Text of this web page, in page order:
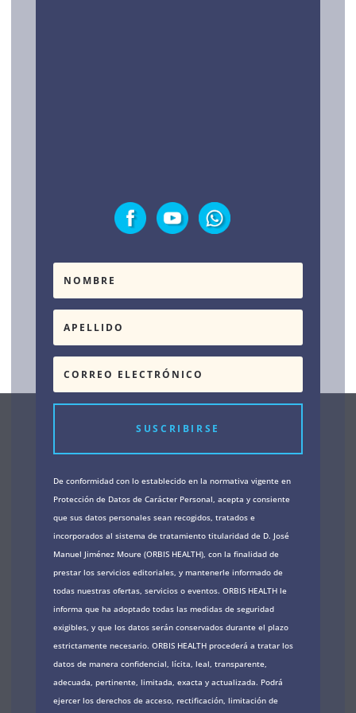
SUSCRIBIRSE
De conformidad con lo establecido en la normativa vigente en
Protección de Datos de Carácter Personal, acepta y consiente
que sus datos personales sean recogidos, tratados e
incorporados al sistema de tratamiento titularidad de D. José
Manuel Jiménez Moure (ORBIS HEALTH), con la finalidad de
prestar los servicios editoriales, y mantenerle informado de
todas nuestras ofertas, servicios o eventos. ORBIS HEALTH le
informa que ha adoptado todas las medidas de seguridad
exigibles, y que los datos serán conservados durante el plazo
estrictamente necesario. ORBIS HEALTH procederá a tratar los
datos de manera confidencial, lícita, leal, transparente,
adecuada, pertinente, limitada, exacta y actualizada. Podrá
ejercer los derechos de acceso, rectificación, limitación de